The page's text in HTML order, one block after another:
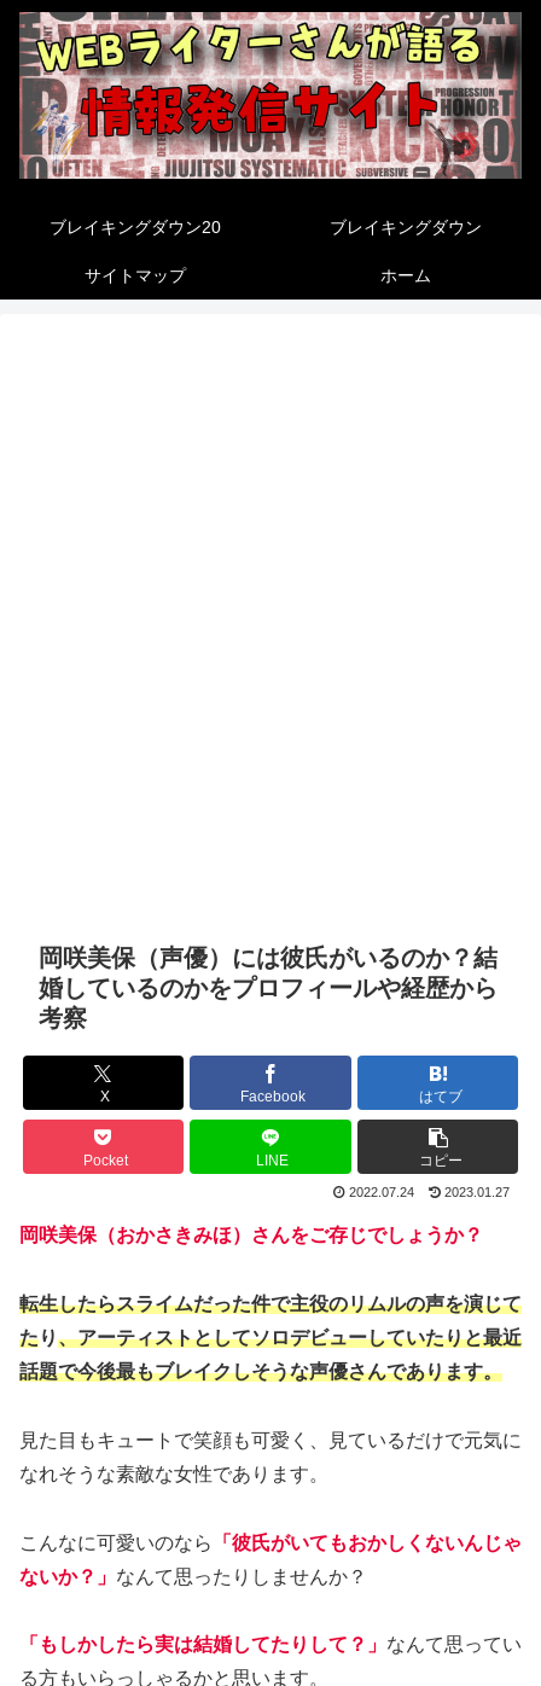
ブレイキングダウン20 ブレイキングダウン
サイトマップ ホーム
岡咲美保（声優）には彼氏がいるのか？結
婚しているのかをプロフィールや経歴から
考察
X Facebook はてブ
Pocket LINE コピー
2022.07.24 2023.01.27
岡咲美保（おかさきみほ）さんをご存じでしょうか？
転生したらスライムだった件で主役のリムルの声を演じて
たり、アーティストとしてソロデビューしていたりと最近
話題で今後最もブレイクしそうな声優さんであります。
見た目もキュートで笑顔も可愛く、見ているだけで元気に
なれそうな素敵な女性であります。
こんなに可愛いのなら
「彼氏がいてもおかしくないんじゃ
ないか？」 なんて思ったりしませんか？
「もしかしたら実は結婚してたりして？」 なんて思ってい
る方もいらっしゃるかと思います。